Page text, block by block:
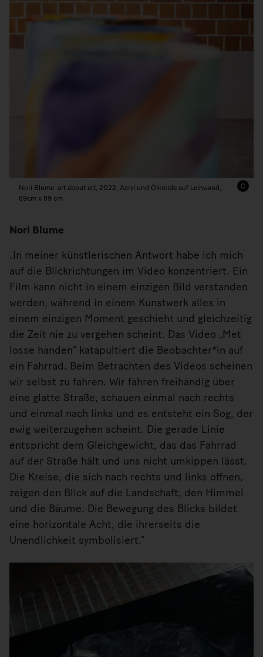
Nori Blume: art about art, 2022, Acryl und Ölkreide auf Leinwand,
89cm x 89 cm
Nori Blume
„In meiner künstlerischen Antwort habe ich mich
auf die Blickrichtungen im Video konzentriert. Ein
Film kann nicht in einem einzigen Bild verstanden
werden, während in einem Kunstwerk alles in
einem einzigen Moment geschieht und gleichzeitig
die Zeit nie zu vergehen scheint. Das Video „Met
losse handen“ katapultiert die Beobachter*in auf
ein Fahrrad. Beim Betrachten des Videos scheinen
wir selbst zu fahren. Wir fahren freihändig über
eine glatte Straße, schauen einmal nach rechts
und einmal nach links und es entsteht ein Sog, der
ewig weiterzugehen scheint. Die gerade Linie
entspricht dem Gleichgewicht, das das Fahrrad
auf der Straße hält und uns nicht umkippen lässt.
Die Kreise, die sich nach rechts und links öffnen,
zeigen den Blick auf die Landschaft, den Himmel
und die Bäume. Die Bewegung des Blicks bildet
eine horizontale Acht, die ihrerseits die
Unendlichkeit symbolisiert.“